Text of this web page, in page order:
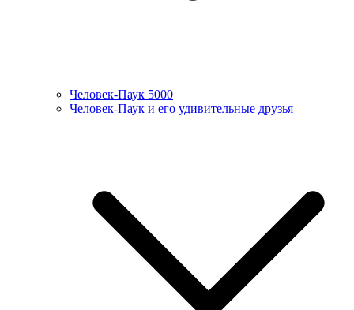
Человек-Паук 5000
Человек-Паук и его удивительные друзья